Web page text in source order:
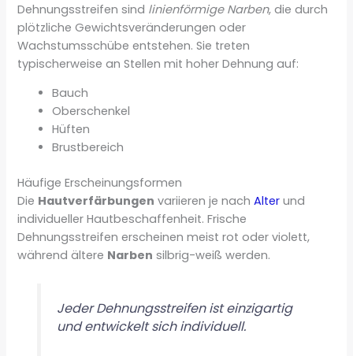
Dehnungsstreifen sind linienförmige Narben, die durch
plötzliche Gewichtsveränderungen oder
Wachstumsschübe entstehen. Sie treten
typischerweise an Stellen mit hoher Dehnung auf:
Bauch
Oberschenkel
Hüften
Brustbereich
Häufige Erscheinungsformen
Die Hautverfärbungen variieren je nachAlter und
individueller Hautbeschaffenheit. Frische
Dehnungsstreifen erscheinen meist rot oder violett,
während ältere Narben silbrig-weiß werden.
Jeder Dehnungsstreifen ist einzigartig
und entwickelt sich individuell.